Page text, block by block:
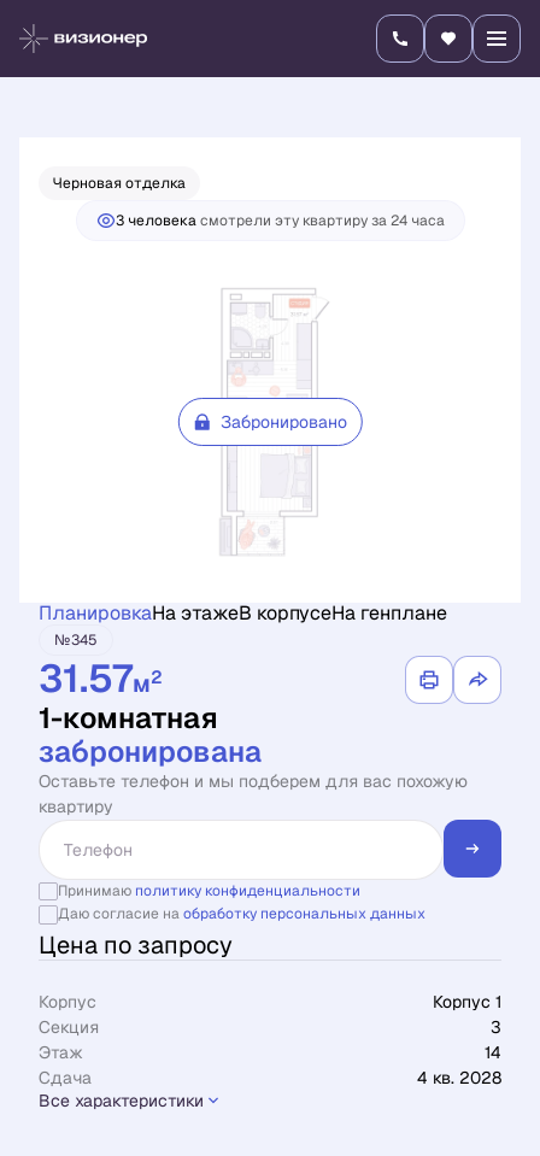
1-комнатная Цена по запросу
Черновая отделка
3 человекaсмотрели эту квартиру за 24 часа
Забронировано
ПланировкаНа этажеВ корпусеНа генплане
№345
31.57м2
1-комнатная
забронирована
Оставьте телефон и мы подберем для вас похожую
квартиру
Принимаю политику конфиденциальности
Даю согласие наобработку персональных данных
Цена по запросу
Корпус
Корпус 1
Секция
3
Этаж
14
Сдача
4 кв. 2028
Все характеристики